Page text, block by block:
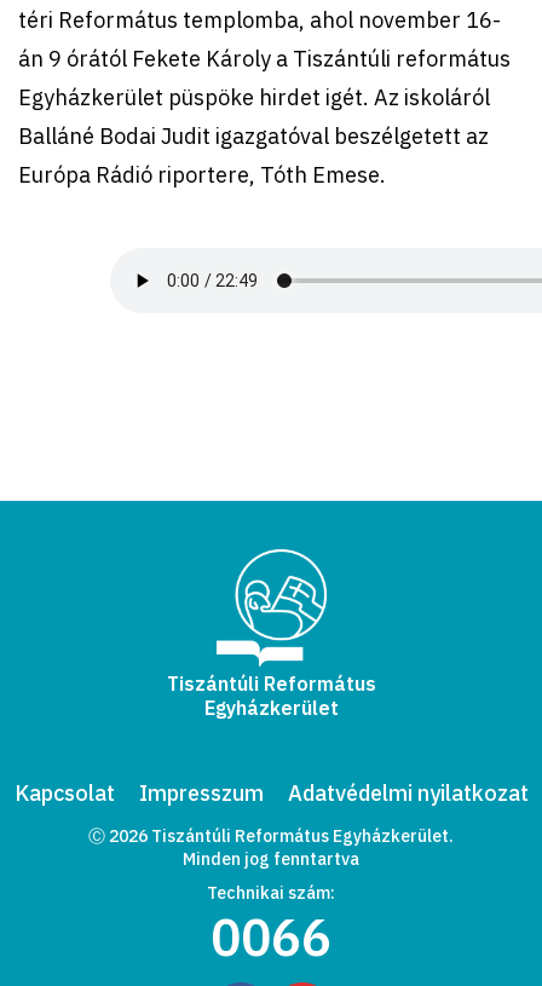
téri Református templomba, ahol november 16-
án 9 órától Fekete Károly a Tiszántúli református
Egyházkerület püspöke hirdet igét. Az iskoláról
Balláné Bodai Judit igazgatóval beszélgetett az
Európa Rádió riportere, Tóth Emese.
Tiszántúli Református
Egyházkerület
Kapcsolat Impresszum Adatvédelmi nyilatkozat
Ⓒ 2026 Tiszántúli Református Egyházkerület.
Minden jog fenntartva
Technikai szám:
0066